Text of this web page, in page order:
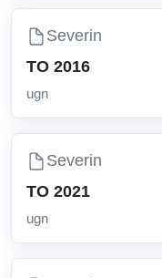
Severin
TO 2016
ugn
Severin
TO 2021
ugn